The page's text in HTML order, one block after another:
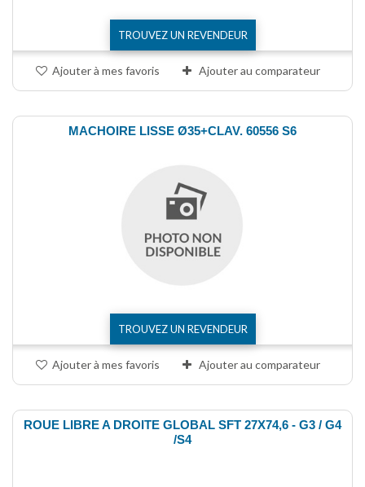
TROUVEZ UN REVENDEUR
Ajouter à mes favoris Ajouter au comparateur
MACHOIRE LISSE Ø35+CLAV. 60556 S6
TROUVEZ UN REVENDEUR
Ajouter à mes favoris Ajouter au comparateur
ROUE LIBRE A DROITE GLOBAL SFT 27X74,6 - G3 / G4
/S4